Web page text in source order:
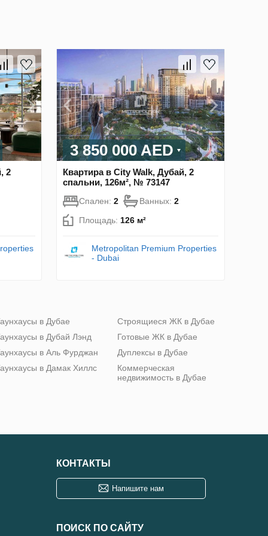
2
3 850 000 AED
Квартира в City Walk, Дубай, 2
спальни, 126м², № 73147
Спален: 2 Ванных: 2
Площадь: 126 м²
Metropolitan Premium Properties
- Dubai
в Дубае
в Дубай Лэнд
в Аль Фурджан
в Дамак Хиллс
Строящиеся ЖК в Дубае
Готовые ЖК в Дубае
Дуплексы в Дубае
Коммерческая
недвижимость в Дубае
КОНТАКТЫ
Напишите нам
ПОИСК ПО САЙТУ